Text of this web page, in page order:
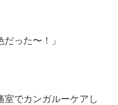
った〜！」
室でカンガルーケアし